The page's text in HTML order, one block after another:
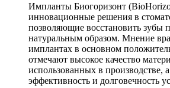
Импланты Биогоризонт
инновационные решения в
позволяющие восстановить зубы
натуральным образом. Мнение
имплантах в основном
отмечают высокое качество
использованных в производстве,
эффективность и долговечность